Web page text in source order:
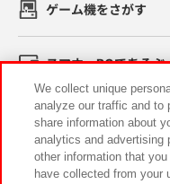
ゲーム機をさがす
スマホ・PCであそぶ
イベント・キャンペー
We collect unique
analyze our traffic and to
share information about
analytics and advertising
other information that
have collected from